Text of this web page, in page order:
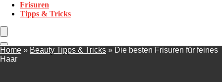
Frisuren
Tipps & Tricks
Home » Beauty Tipps & Tricks » Die besten Frisuren für feines
Haar